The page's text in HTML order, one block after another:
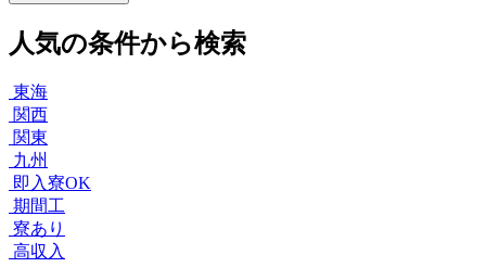
人気の条件から検索
東海
関西
関東
九州
即入寮OK
期間工
寮あり
高収入